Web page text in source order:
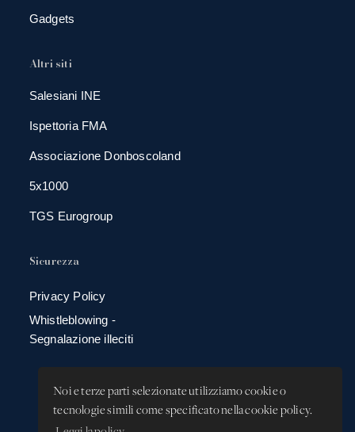
Noi e terze parti selezionate utilizziamo cookie o
tecnologie simili come specificato nella cookie policy.
Gadgets
Altri siti
Salesiani INE
Ispettoria FMA
Associazione Donboscoland
5x1000
TGS Eurogroup
Sicurezza
Privacy Policy
Whistleblowing -
Segnalazione illeciti